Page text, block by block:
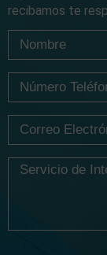
recibamos te